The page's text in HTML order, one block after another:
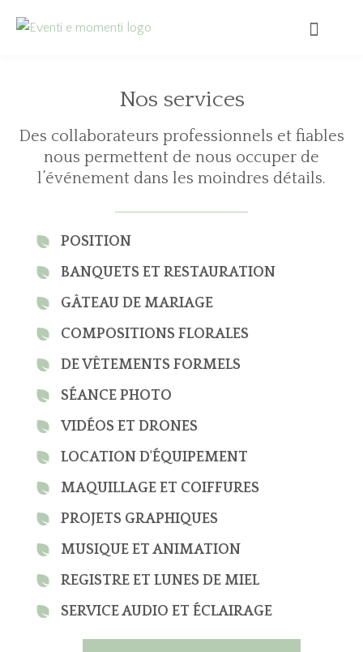
Nos services
Des collaborateurs professionnels et fiables
nous permettent de nous occuper de
l’événement dans les moindres détails.
POSITION
BANQUETS ET RESTAURATION
GÂTEAU DE MARIAGE
COMPOSITIONS FLORALES
DE VÊTEMENTS FORMELS
SÉANCE PHOTO
VIDÉOS ET DRONES
LOCATION D'ÉQUIPEMENT
MAQUILLAGE ET COIFFURES
PROJETS GRAPHIQUES
MUSIQUE ET ANIMATION
REGISTRE ET LUNES DE MIEL
SERVICE AUDIO ET ÉCLAIRAGE